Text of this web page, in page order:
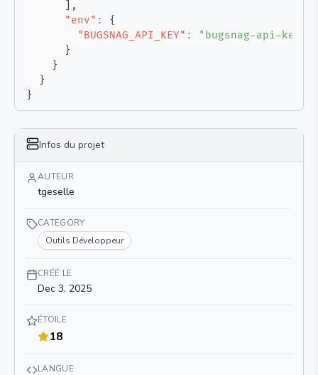
,
"env" :
{
"BUGSNAG_API_KEY" :
"bugsnag-api-key"
}
}
}
}
Infos du projet
AUTEUR
tgeselle
CATEGORY
Outils Développeur
CRÉÉ LE
Dec 3, 2025
ÉTOILE
18
LANGUE